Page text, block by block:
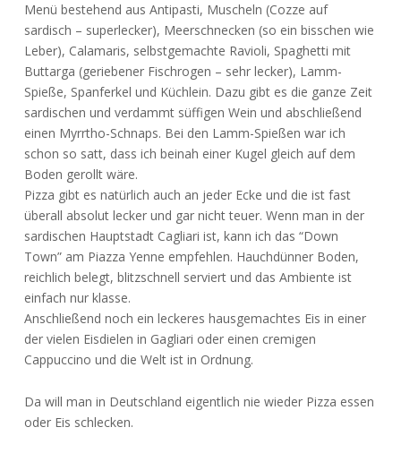
Menü bestehend aus Antipasti, Muscheln (Cozze auf
sardisch – superlecker), Meerschnecken (so ein bisschen wie
Leber), Calamaris, selbstgemachte Ravioli, Spaghetti mit
Buttarga (geriebener Fischrogen – sehr lecker), Lamm-
Spieße, Spanferkel und Küchlein. Dazu gibt es die ganze Zeit
sardischen und verdammt süffigen Wein und abschließend
einen Myrrtho-Schnaps. Bei den Lamm-Spießen war ich
schon so satt, dass ich beinah einer Kugel gleich auf dem
Boden gerollt wäre.
Pizza gibt es natürlich auch an jeder Ecke und die ist fast
überall absolut lecker und gar nicht teuer. Wenn man in der
sardischen Hauptstadt Cagliari ist, kann ich das “Down
Town” am Piazza Yenne empfehlen. Hauchdünner Boden,
reichlich belegt, blitzschnell serviert und das Ambiente ist
einfach nur klasse.
Anschließend noch ein leckeres hausgemachtes Eis in einer
der vielen Eisdielen in Gagliari oder einen cremigen
Cappuccino und die Welt ist in Ordnung.
Da will man in Deutschland eigentlich nie wieder Pizza essen
oder Eis schlecken.